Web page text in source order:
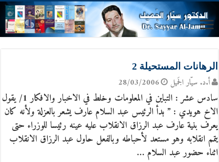
الرهانات المستحيلة 2
أ.د. سيّار الجَميل 28/03/2006
سادس عشر : التباين في المعلومات وخلط في الاخبار والافكار 1/ يقول
الاخ هويدي : ” بدأ الرئيس عبد السلام عارف يشعر بالعزلة ولأنه كان
يعرف بنية عارف عبد الرزاق الانقلاب عليه عينه رئيسا للوزراء حتى
يتمم انقلابه وهو مستعد لأحباطه وبالفعل حاول عبد الرزاق الانقلاب
اثناء حضور عبد السلام …